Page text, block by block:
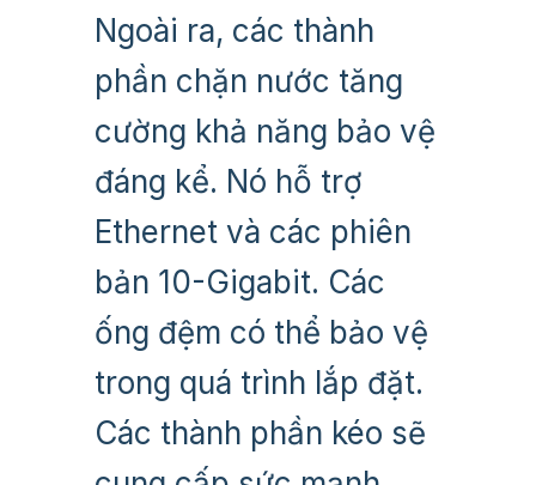
Ngoài ra, các thành
phần chặn nước tăng
cường khả năng bảo vệ
đáng kể. Nó hỗ trợ
Ethernet và các phiên
bản 10-Gigabit. Các
ống đệm có thể bảo vệ
trong quá trình lắp đặt.
Các thành phần kéo sẽ